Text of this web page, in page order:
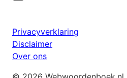
Privacyverklaring
Disclaimer
Over ons